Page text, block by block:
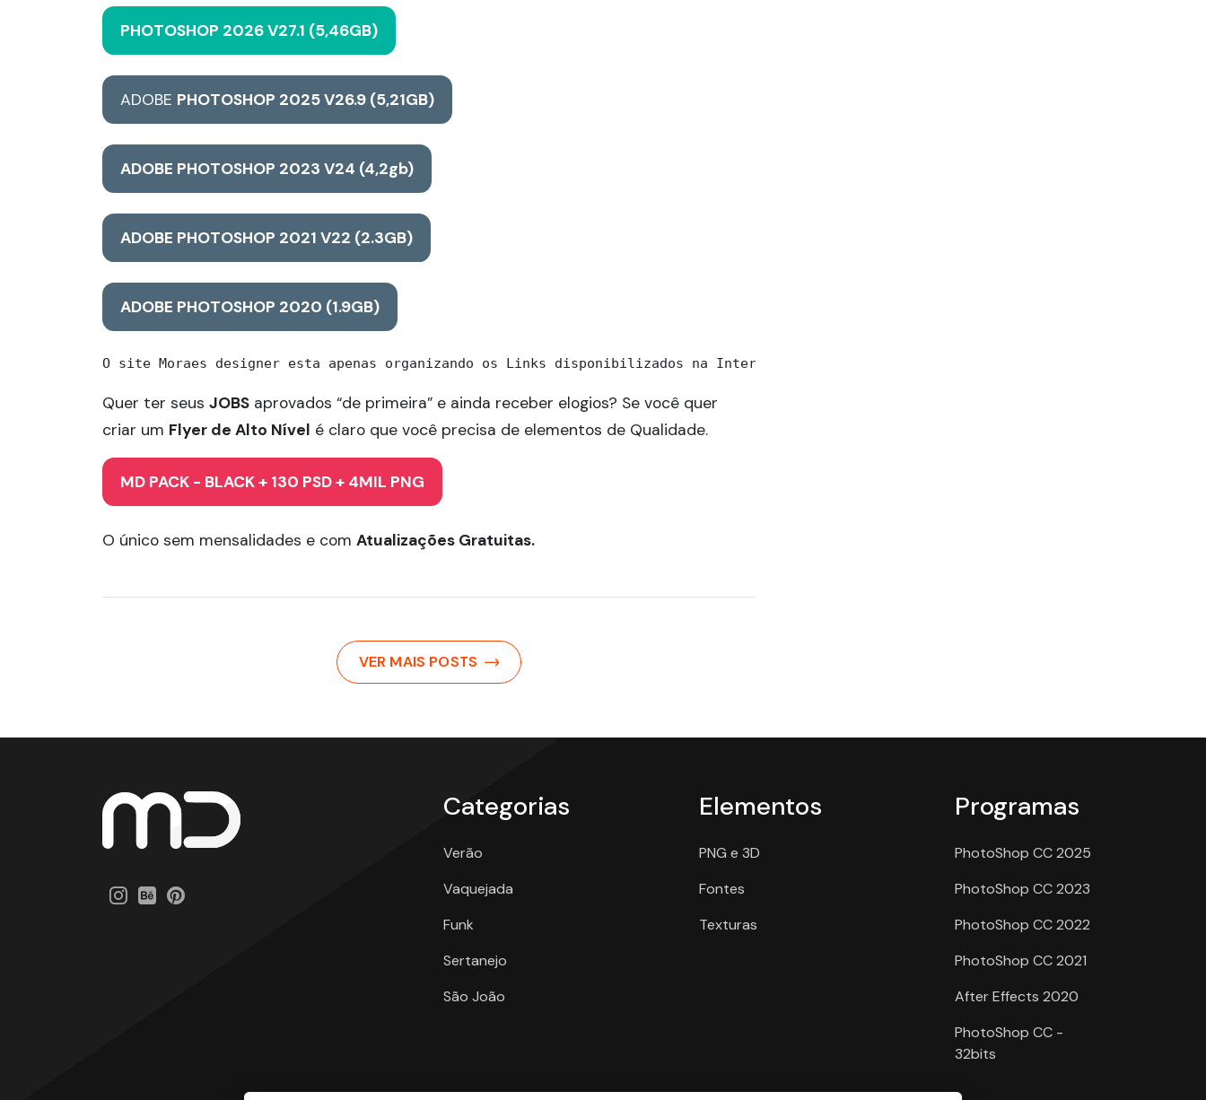
PHOTOSHOP 2026 V27.1 (5,46GB)
ADOBE PHOTOSHOP 2025 V26.9 (5,21GB)
ADOBE PHOTOSHOP 2023 V24 (4,2gb)
ADOBE PHOTOSHOP 2021 V22 (2.3GB)
ADOBE PHOTOSHOP 2020 (1.9GB)
O site Moraes designer esta apenas organizando os Links disponibilizados na Internet, use o link por sua responsabilidade você não
Quer ter seus JOBS aprovados “de primeira” e ainda receber elogios? Se você quer
criar um Flyer de Alto Nível é claro que você precisa de elementos de Qualidade.
MD PACK - BLACK + 130 PSD + 4MIL PNG
O único sem mensalidades e com Atualizações Gratuitas.
VER MAIS POSTS
Categorias
Verão
Vaquejada
Funk
Sertanejo
São João
Elementos
PNG e 3D
Fontes
Texturas
Programas
PhotoShop CC 2025
PhotoShop CC 2023
PhotoShop CC 2022
PhotoShop CC 2021
After Effects 2020
PhotoShop CC -
32bits